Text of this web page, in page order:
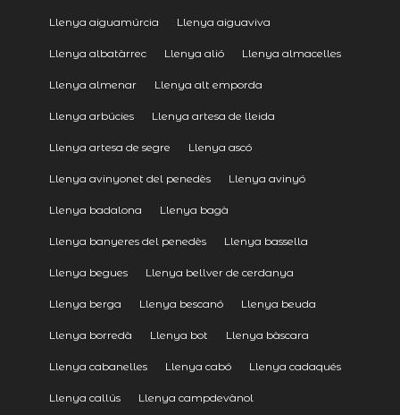
Llenya aiguamúrcia Llenya aiguaviva
Llenya albatàrrec Llenya alió Llenya almacelles
Llenya almenar Llenya alt emporda
Llenya arbúcies Llenya artesa de lleida
Llenya artesa de segre Llenya ascó
Llenya avinyonet del penedès Llenya avinyó
Llenya badalona Llenya bagà
Llenya banyeres del penedès Llenya bassella
Llenya begues Llenya bellver de cerdanya
Llenya berga Llenya bescanó Llenya beuda
Llenya borredà Llenya bot Llenya bàscara
Llenya cabanelles Llenya cabó Llenya cadaqués
Llenya callús Llenya campdevànol